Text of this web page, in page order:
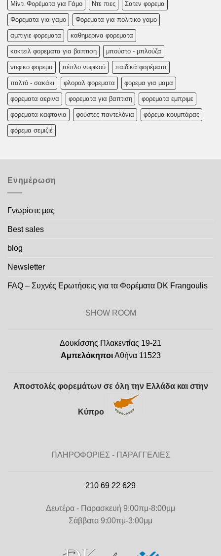
Μίντι Φορέματα για Γάμο Ντε πιες Σατεν φορεμα
Φορεματα για γαμο Φορεματα για πολιτικο γαμο
αμπιγιε φορεματα καθημερινα φορεματα
κοκτειλ φορεματα για βαπτιση μπούστο - μπλούζα
νυφικο φορεμα πέπλο νυφικού παιδικά φορέματα
παλτό - σακάκι φλοραλ φορεματα φορεμα για μαμα
φορεματα αερινα φορεματα για βαπτιση φορεματα εμπριμε
φορεματα καφτανια φούστες-παντελόνια φόρεμα κουμπάρας
φόρεμα σεμιζιέ
Ενημέρωση
Γνωρίστε μας
Best sales
blog
Newsletter
FAQ – Συχνές Ερωτήσεις για τα Φορέματα DK Frangoulis
SHOW ROOM
Δουκίσσης Πλακεντίας 19-21
ΑμπελόκηποιΑθήνα 11523
Αποστολές φορεμάτων σε όλη την Ελλάδα και στην
Κύπρο
ΠΛΗΡΟΦΟΡΙΕΣ - ΠΑΡΑΓΓΕΛΙΕΣ
210 69 22 629
Δευτέρα - Παρασκευή 9:00πμ-8:00μμ
Σάββατο 9:00πμ-3:00μμ